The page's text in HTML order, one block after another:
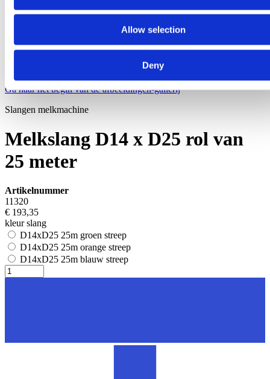
Allow selection
Deny
Ga naar het begin van de afbeeldingen-gallerij
Slangen melkmachine
Melkslang D14 x D25 rol van
25 meter
Artikelnummer
11320
€ 193,35
kleur slang
D14xD25 25m groen streep
D14xD25 25m orange streep
D14xD25 25m blauw streep